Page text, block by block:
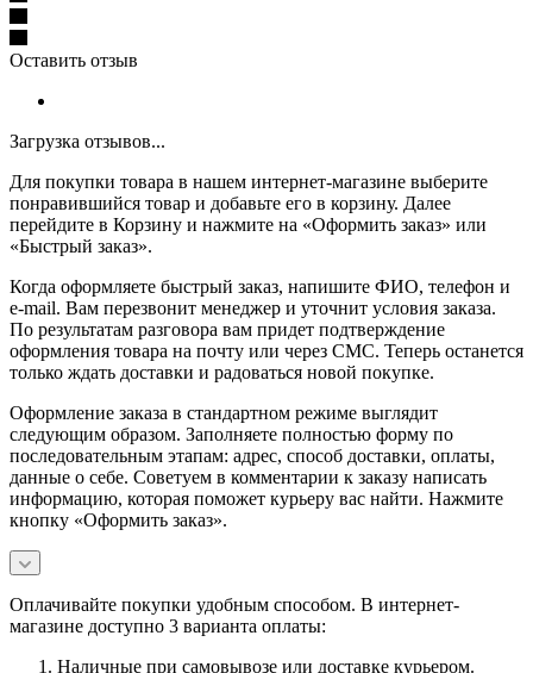
Оставить отзыв
Загрузка отзывов...
Для покупки товара в нашем интернет-магазине выберите
понравившийся товар и добавьте его в корзину. Далее
перейдите в Корзину и нажмите на «Оформить заказ» или
«Быстрый заказ».
Когда оформляете быстрый заказ, напишите ФИО, телефон и
e-mail. Вам перезвонит менеджер и уточнит условия заказа.
По результатам разговора вам придет подтверждение
оформления товара на почту или через СМС. Теперь останется
только ждать доставки и радоваться новой покупке.
Оформление заказа в стандартном режиме выглядит
следующим образом. Заполняете полностью форму по
последовательным этапам: адрес, способ доставки, оплаты,
данные о себе. Советуем в комментарии к заказу написать
информацию, которая поможет курьеру вас найти. Нажмите
кнопку «Оформить заказ».
Оплачивайте покупки удобным способом. В интернет-
магазине доступно 3 варианта оплаты:
Наличные при самовывозе или доставке курьером.